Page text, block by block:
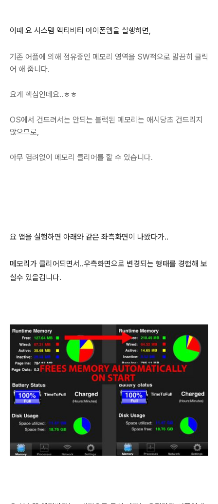
이때 요 시스템 엑티비티 아이폰앱을 실행하면,
기존 어플에 의해 점유중인 메모리 영역을 SW적으로 말끔히 클릭
어 해 줍니다.
요게 핵심인데요..ㅎㅎ
OS에서 건드려서는 안되는 블럭된 메모리는 애시당초 건드리지
않으므로,
아무 염려없이 메모리 클리어를 할 수 있습니다.
요 앱을 실행하면 아래와 같은 좌측화면이 나왔다가..
메모리가 클리어되면서..우측화면으로 변경되는 형태를 경험해 보
실수 있을겁니다.